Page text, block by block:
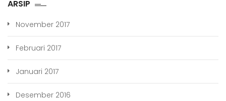
ARSIP
November 2017
Februari 2017
Januari 2017
Desember 2016